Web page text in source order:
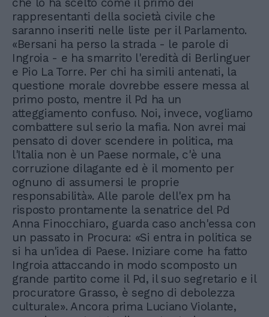
che lo ha scelto come il primo dei
rappresentanti della società civile che
saranno inseriti nelle liste per il Parlamento.
«Bersani ha perso la strada - le parole di
Ingroia - e ha smarrito l'eredità di Berlinguer
e Pio La Torre. Per chi ha simili antenati, la
questione morale dovrebbe essere messa al
primo posto, mentre il Pd ha un
atteggiamento confuso. Noi, invece, vogliamo
combattere sul serio la mafia. Non avrei mai
pensato di dover scendere in politica, ma
l'Italia non è un Paese normale, c'è una
corruzione dilagante ed è il momento per
ognuno di assumersi le proprie
responsabilità». Alle parole dell'ex pm ha
risposto prontamente la senatrice del Pd
Anna Finocchiaro, guarda caso anch'essa con
un passato in Procura: «Si entra in politica se
si ha un'idea di Paese. Iniziare come ha fatto
Ingroia attaccando in modo scomposto un
grande partito come il Pd, il suo segretario e il
procuratore Grasso, è segno di debolezza
culturale». Ancora prima Luciano Violante,